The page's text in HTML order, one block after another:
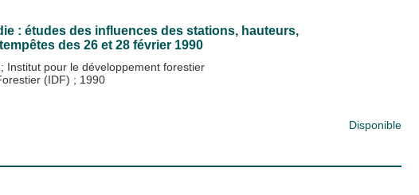
: études des influences des stations, hauteurs,
des 26 et 28 février 1990
; Institut pour le développement forestier
(IDF) ; 1990
Disponible